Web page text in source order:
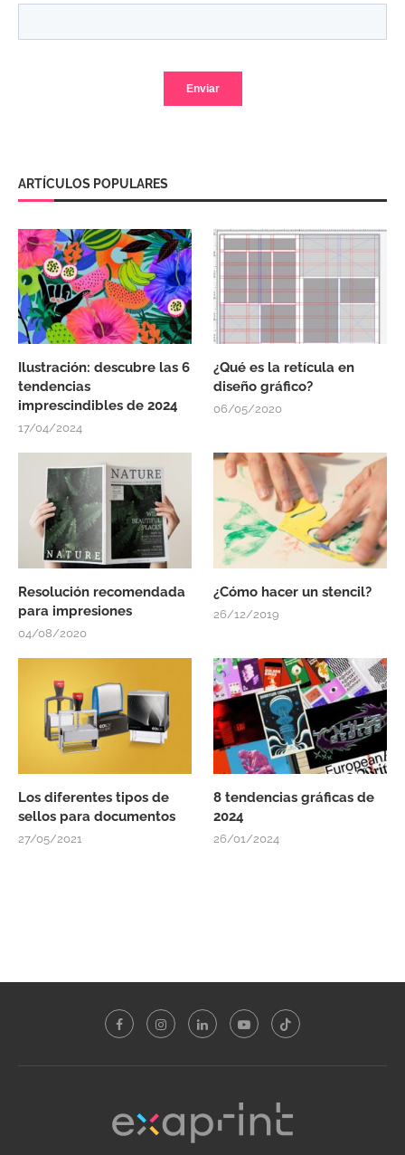
ARTÍCULOS POPULARES
Ilustración: descubre las 6
tendencias
imprescindibles de 2024
17/04/2024
¿Qué es la retícula en
diseño gráfico?
06/05/2020
Resolución recomendada
para impresiones
04/08/2020
¿Cómo hacer un stencil?
26/12/2019
Los diferentes tipos de
sellos para documentos
27/05/2021
8 tendencias gráficas de
2024
26/01/2024